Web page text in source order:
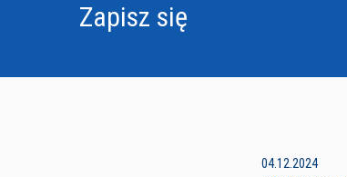
Zapisz się
04.12.2024